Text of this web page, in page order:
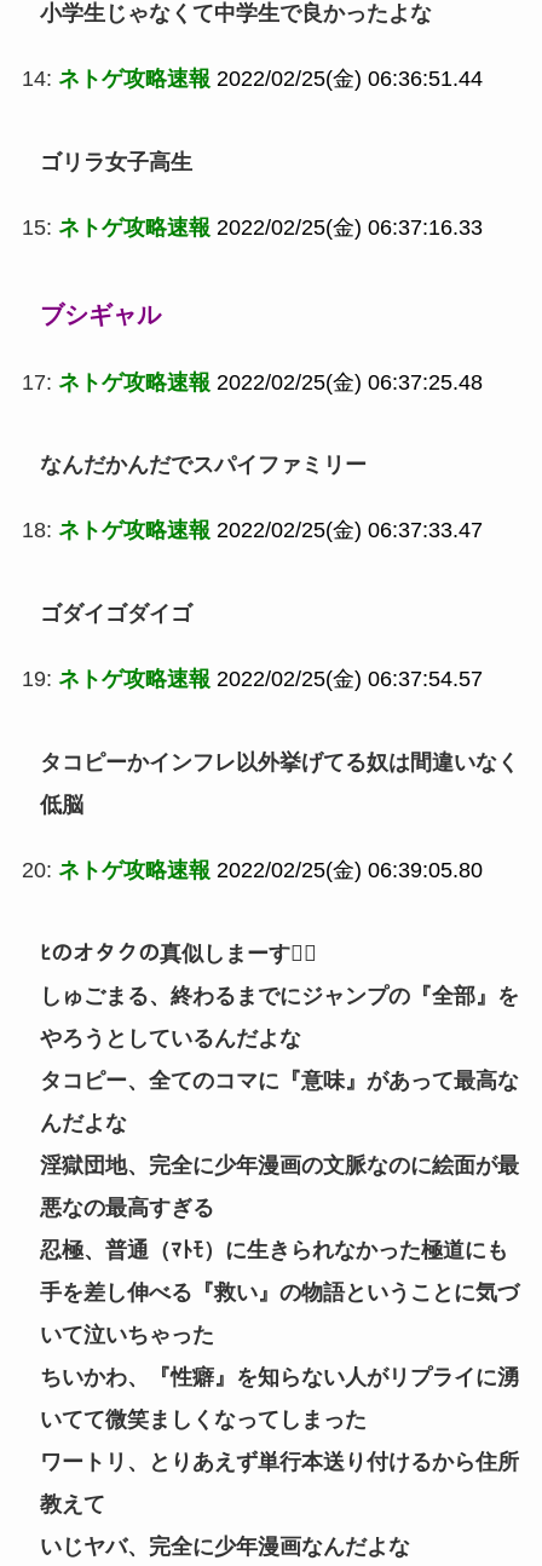
小学生じゃなくて中学生で良かったよな
14: ネトゲ攻略速報 2022/02/25(金) 06:36:51.44
ゴリラ女子高生
15: ネトゲ攻略速報 2022/02/25(金) 06:37:16.33
ブシギャル
17: ネトゲ攻略速報 2022/02/25(金) 06:37:25.48
なんだかんだでスパイファミリー
18: ネトゲ攻略速報 2022/02/25(金) 06:37:33.47
ゴダイゴダイゴ
19: ネトゲ攻略速報 2022/02/25(金) 06:37:54.57
タコピーかインフレ以外挙げてる奴は間違いなく
低脳
20: ネトゲ攻略速報 2022/02/25(金) 06:39:05.80
ﾋのオタクの真似しまーす🙋‍♀
しゅごまる、終わるまでにジャンプの『全部』を
やろうとしているんだよな
タコピー、全てのコマに『意味』があって最高な
んだよな
淫獄団地、完全に少年漫画の文脈なのに絵面が最
悪なの最高すぎる
忍極、普通（ﾏﾄﾓ）に生きられなかった極道にも
手を差し伸べる『救い』の物語ということに気づ
いて泣いちゃった
ちいかわ、『性癖』を知らない人がリプライに湧
いてて微笑ましくなってしまった
ワートリ、とりあえず単行本送り付けるから住所
教えて
いじヤバ、完全に少年漫画なんだよな